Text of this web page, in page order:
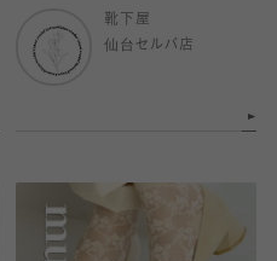
靴下屋
仙台セルバ店